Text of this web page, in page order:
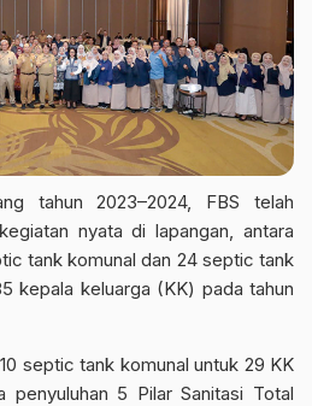
tahun 2023–2024, FBS telah
nyata di lapangan, antara
tank komunal dan 24 septic tank
kepala keluarga (KK) pada tahun
septic tank komunal untuk 29 KK
penyuluhan 5 Pilar Sanitasi Total